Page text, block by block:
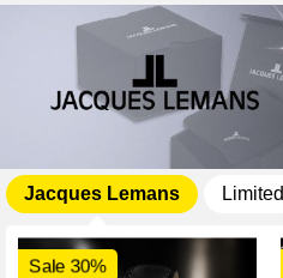
Jacques Lemans Limited
Sale 30%